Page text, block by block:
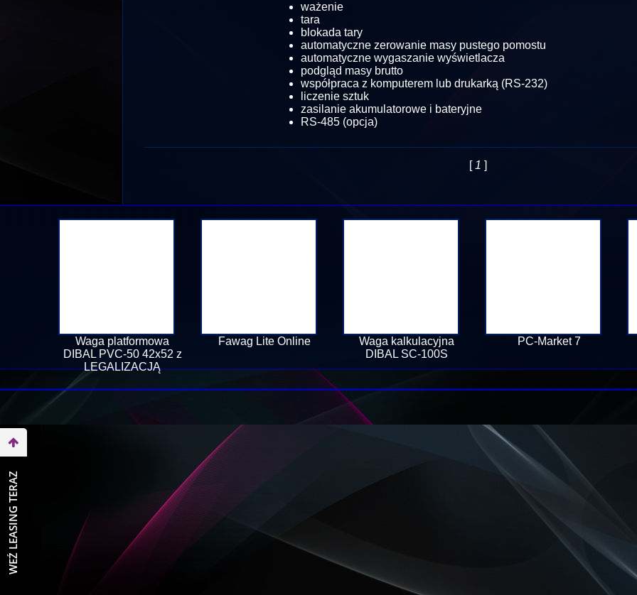
ważenie
tara
blokada tary
automatyczne zerowanie masy pustego pomostu
automatyczne wygaszanie wyświetlacza
podgląd masy brutto
współpraca z komputerem lub drukarką (RS-232)
liczenie sztuk
zasilanie akumulatorowe i bateryjne
RS-485 (opcja)
[1 ]
Waga platformowa
DIBAL PVC-50 42x52 z
LEGALIZACJĄ
Fawag Lite Online
Waga kalkulacyjna
DIBAL SC-100S
PC-Market 7
WEŹ LEASING TERAZ